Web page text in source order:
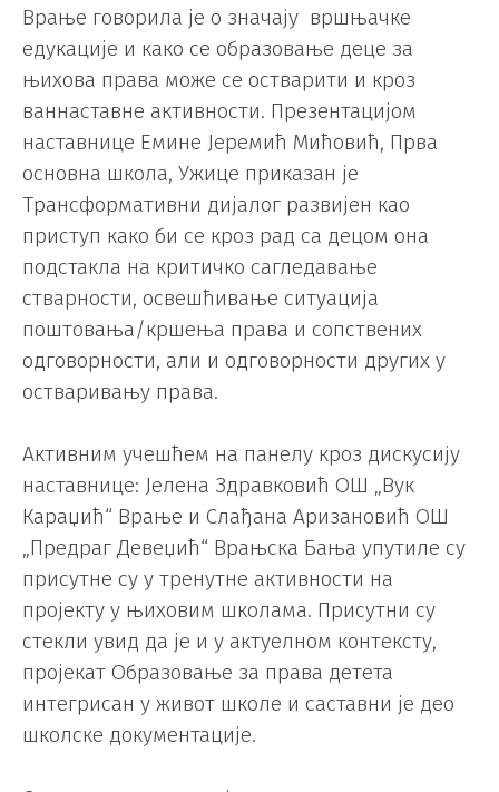
Врање говорила је о значају вршњачке
едукације и како се образовање деце за
њихова права може се остварити и кроз
ваннаставне активности. Презентацијом
наставнице Емине Јеремић Мићовић, Прва
основна школа, Ужице приказан је
Трансформативни дијалог развијен као
приступ како би се кроз рад са децом она
подстакла на критичко сагледавање
стварности, освешћивање ситуација
поштовања/кршења права и сопствених
одговорности, али и одговорности других у
остваривању права.
Активним учешћем на панелу кроз дискусију
наставнице: Јелена Здравковић ОШ „Вук
Караџић“ Врање и Слађана Аризановић ОШ
„Предраг Девеџић“ Врањска Бања упутиле су
присутне су у тренутне активности на
пројекту у њиховим школама. Присутни су
стекли увид да је и у актуелном контексту,
пројекат Образовање за права детета
интегрисан у живот школе и саставни је део
школске документације.